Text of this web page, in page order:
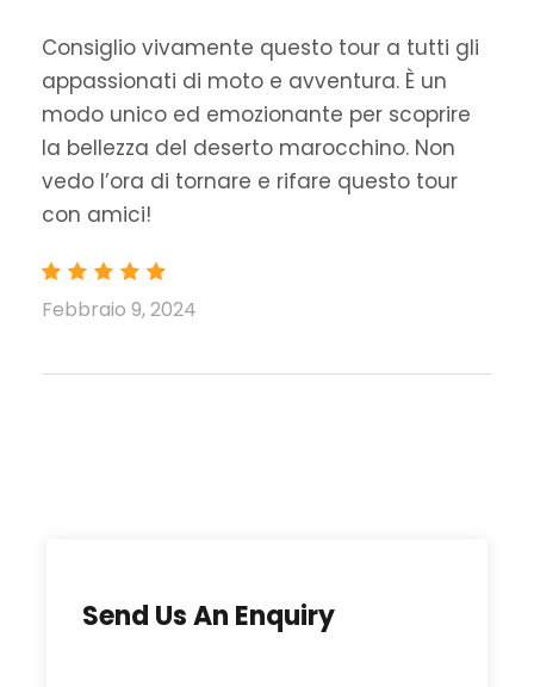
Send Us An Enquiry
Consiglio vivamente questo tour a tutti gli
appassionati di moto e avventura. È un
modo unico ed emozionante per scoprire
la bellezza del deserto marocchino. Non
vedo l’ora di tornare e rifare questo tour
con amici!
Febbraio 9, 2024